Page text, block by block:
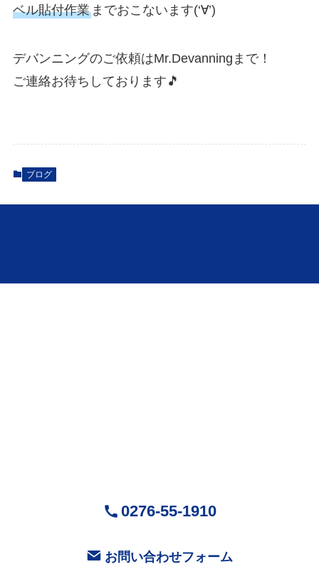
ベル貼付作業までおこないます(‘∀’)ゞ
デバンニングのご依頼はMr.Devanningまで！
ご連絡お待ちしております🎵
ブログ
0276-55-1910
お問い合わせフォーム